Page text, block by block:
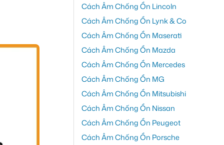
Cách Âm Chống Ồn Lincoln
Cách Âm Chống Ồn Lynk & Co
Cách Âm Chống Ồn Maserati
Cách Âm Chống Ồn Mazda
Cách Âm Chống Ồn Mercedes
Cách Âm Chống Ồn MG
Cách Âm Chống Ồn Mitsubishi
Cách Âm Chống Ồn Nissan
Cách Âm Chống Ồn Peugeot
Cách Âm Chống Ồn Porsche